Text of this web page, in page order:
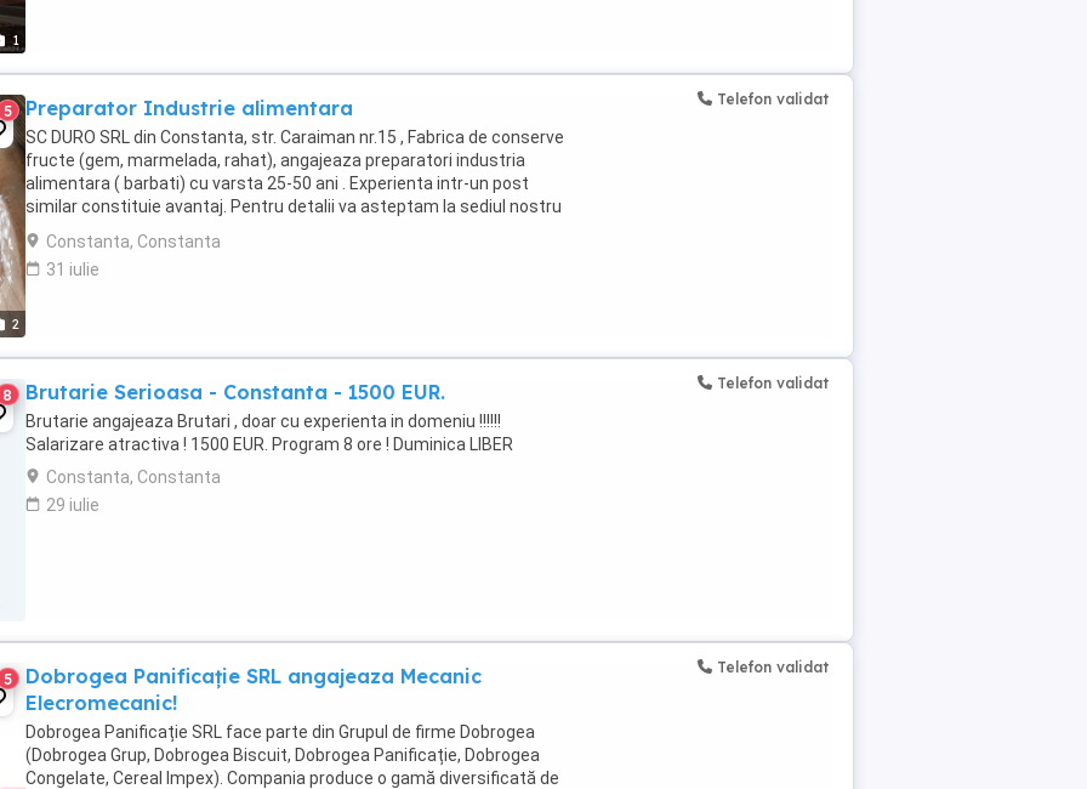
1
2
5 Preparator Industrie alimentara
SC DURO SRL din Constanta, str. Caraiman nr.15 , Fabrica de conserve
fructe (gem, marmelada, rahat), angajeaza preparatori industria
alimentara ( barbati) cu varsta 25-50 ani . Experienta intr-un post
similar constituie avantaj. Pentru detalii va asteptam la sediul nostru
din Constanta str. Caraiman ...
Constanta, Constanta
31 iulie
Telefon validat
8 Brutarie Serioasa - Constanta - 1500 EUR.
Brutarie angajeaza Brutari , doar cu experienta in domeniu !!!!!!
Salarizare atractiva ! 1500 EUR. Program 8 ore ! Duminica LIBER
Constanta, Constanta
29 iulie
Telefon validat
5
Dobrogea Panificație SRL angajeaza Mecanic
Elecromecanic!
Dobrogea Panificație SRL face parte din Grupul de firme Dobrogea
(Dobrogea Grup, Dobrogea Biscuit, Dobrogea Panificație, Dobrogea
Congelate, Cereal Impex). Compania produce o gamă diversificată de
Telefon validat